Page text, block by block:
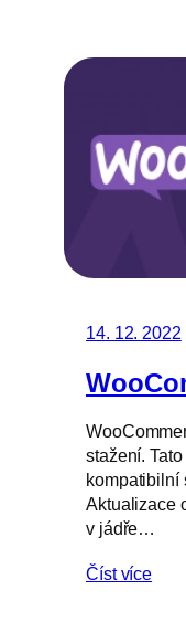
14. 12. 2022
stažení.
kompatibilní
Aktualizace
v jádře…
Číst více